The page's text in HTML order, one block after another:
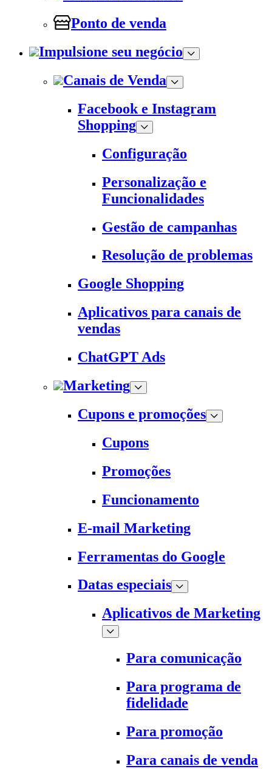
Ponto de venda
Impulsione seu negócio
Canais de Venda
Facebook e Instagram
Shopping
Configuração
Personalização e
Funcionalidades
Gestão de campanhas
Resolução de problemas
Google Shopping
Aplicativos para canais de
vendas
ChatGPT Ads
Marketing
Cupons e promoções
Cupons
Promoções
Funcionamento
E-mail Marketing
Ferramentas do Google
Datas especiais
Aplicativos de Marketing
Para comunicação
Para programa de
fidelidade
Para promoção
Para canais de venda